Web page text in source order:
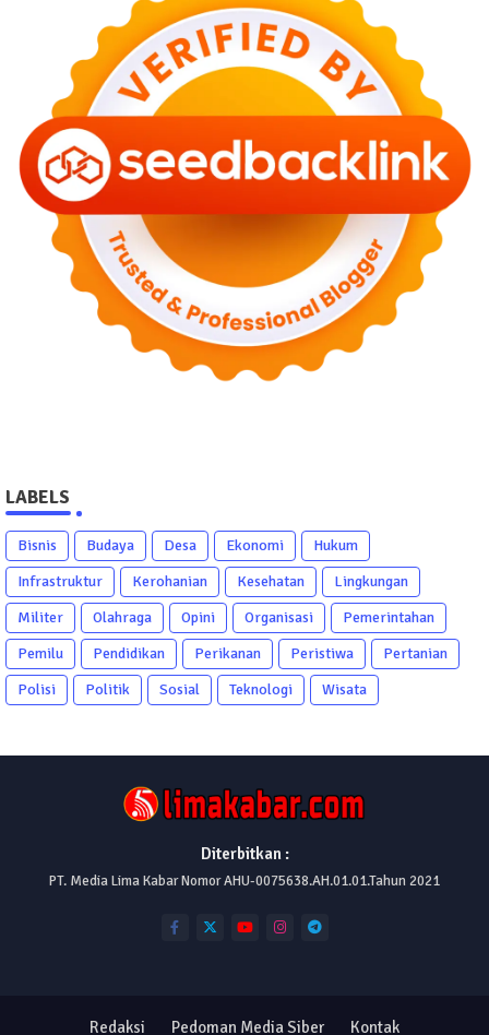
LABELS
Bisnis Budaya Desa Ekonomi
Hukum
Infrastruktur
Kerohanian Kesehatan
Lingkungan
Militer
Olahraga Opini Organisasi
Pemerintahan
Pemilu
Pendidikan Perikanan Peristiwa
Pertanian
Polisi
Politik Sosial Teknologi Wisata
Diterbitkan :
PT. Media Lima Kabar Nomor AHU-0075638.AH.01.01.Tahun 2021
Redaksi Pedoman Media Siber Kontak